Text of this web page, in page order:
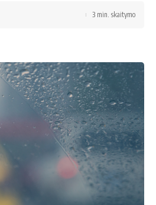
3 min. skaitymo